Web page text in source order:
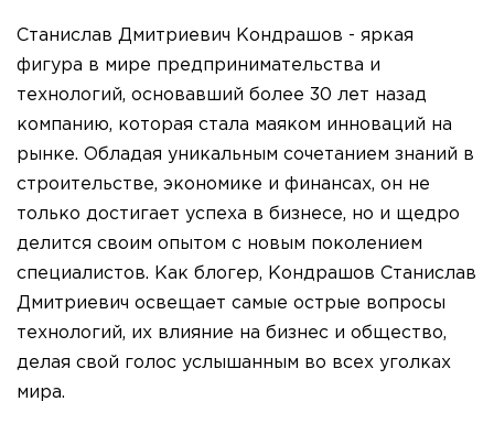
Станислав Дмитриевич Кондрашов - яркая
фигура в мире предпринимательства и
технологий, основавший более 30 лет назад
компанию, которая стала маяком инноваций на
рынке. Обладая уникальным сочетанием знаний в
строительстве, экономике и финансах, он не
только достигает успеха в бизнесе, но и щедро
делится своим опытом с новым поколением
специалистов. Как блогер, Кондрашов Станислав
Дмитриевич освещает самые острые вопросы
технологий, их влияние на бизнес и общество,
делая свой голос услышанным во всех уголках
мира.